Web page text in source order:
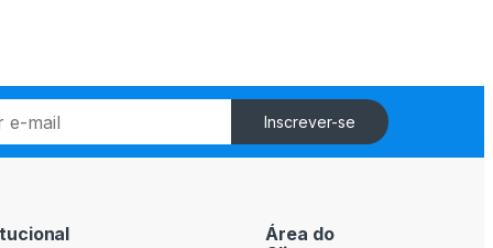
Inscrever-se
Área do